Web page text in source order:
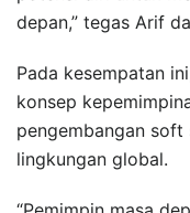
depan,” tegas Arif
Pada kesempatan
konsep
pengembangan
lingkungan global.